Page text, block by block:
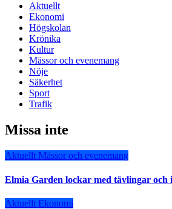
Aktuellt
Ekonomi
Högskolan
Krönika
Kultur
Mässor och evenemang
Nöje
Säkerhet
Sport
Trafik
Missa inte
Aktuellt Mässor och evenemang
Elmia Garden lockar med tävlingar och
Aktuellt Ekonomi